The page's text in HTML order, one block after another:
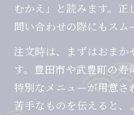
むかえ」と読みます。
問い合わせの際にもスム
注文時は、まずはおまか
す。豊田市や武豊町の寿
特別なメニューが用意
苦手なものを伝えると、